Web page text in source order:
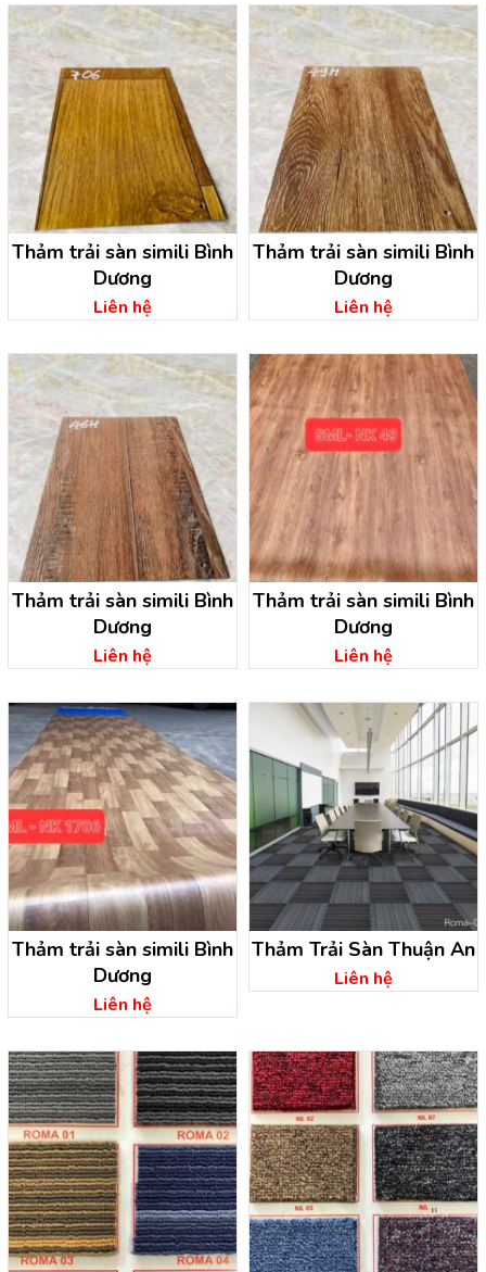
Thảm trải sàn simili Bình
Dương
Liên hệ
Thảm trải sàn simili Bình
Dương
Liên hệ
Thảm trải sàn simili Bình
Dương
Liên hệ
Thảm trải sàn simili Bình
Dương
Liên hệ
Thảm trải sàn simili Bình
Dương
Liên hệ
Thảm Trải Sàn Thuận An
Liên hệ